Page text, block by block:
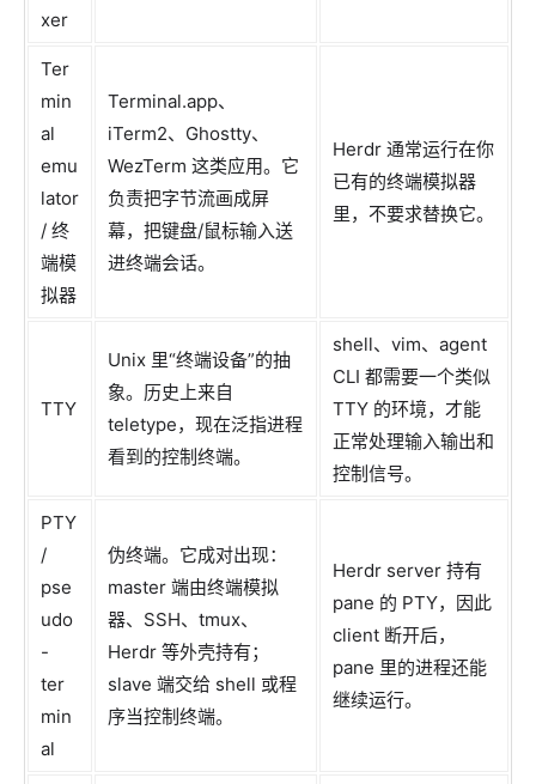
xer
Ter
min
al
emu
lator
/ 终
端模
拟器
Terminal.app、
iTerm2、Ghostty、
WezTerm 这类应用。它
负责把字节流画成屏
幕，把键盘/鼠标输入送
进终端会话。
Herdr 通常运行在你
已有的终端模拟器
里，不要求替换它。
TTY
Unix 里“终端设备”的抽
象。历史上来自
teletype，现在泛指进程
看到的控制终端。
shell、vim、agent
CLI 都需要一个类似
TTY 的环境，才能
正常处理输入输出和
控制信号。
PTY
/
pse
udo
-
ter
min
al
伪终端。它成对出现：
master 端由终端模拟
器、SSH、tmux、
Herdr 等外壳持有；
slave 端交给 shell 或程
序当控制终端。
Herdr server 持有
pane 的 PTY，因此
client 断开后，
pane 里的进程还能
继续运行。